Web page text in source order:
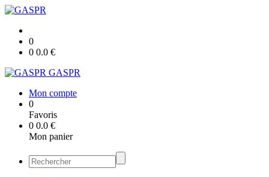
0
0 0.0 €
GASPR
Mon compte
0
Favoris
0 0.0 €
Mon panier